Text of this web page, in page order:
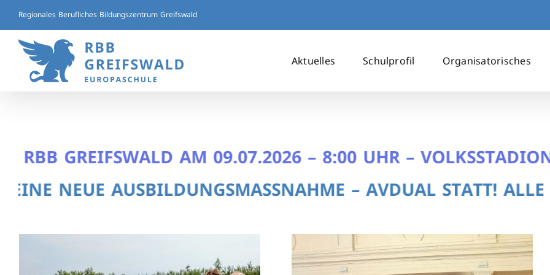
springen
Regionales Berufliches Bildungszentrum Greifswald
Aktuelles Schulprofil Organisatorisches
GREIFSWALD AM 09.07.2026 – 8:00 UHR – VOLKSSTADION
AUSBILDUNGSMASSNAHME – AVDUAL STATT! ALLE